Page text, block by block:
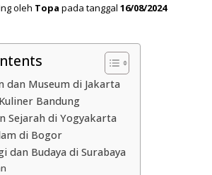
oleh Topa pada tanggal16/08/2024
dan Museum di Jakarta
Bandung
Sejarah di Yogyakarta
di Bogor
dan Budaya di Surabaya